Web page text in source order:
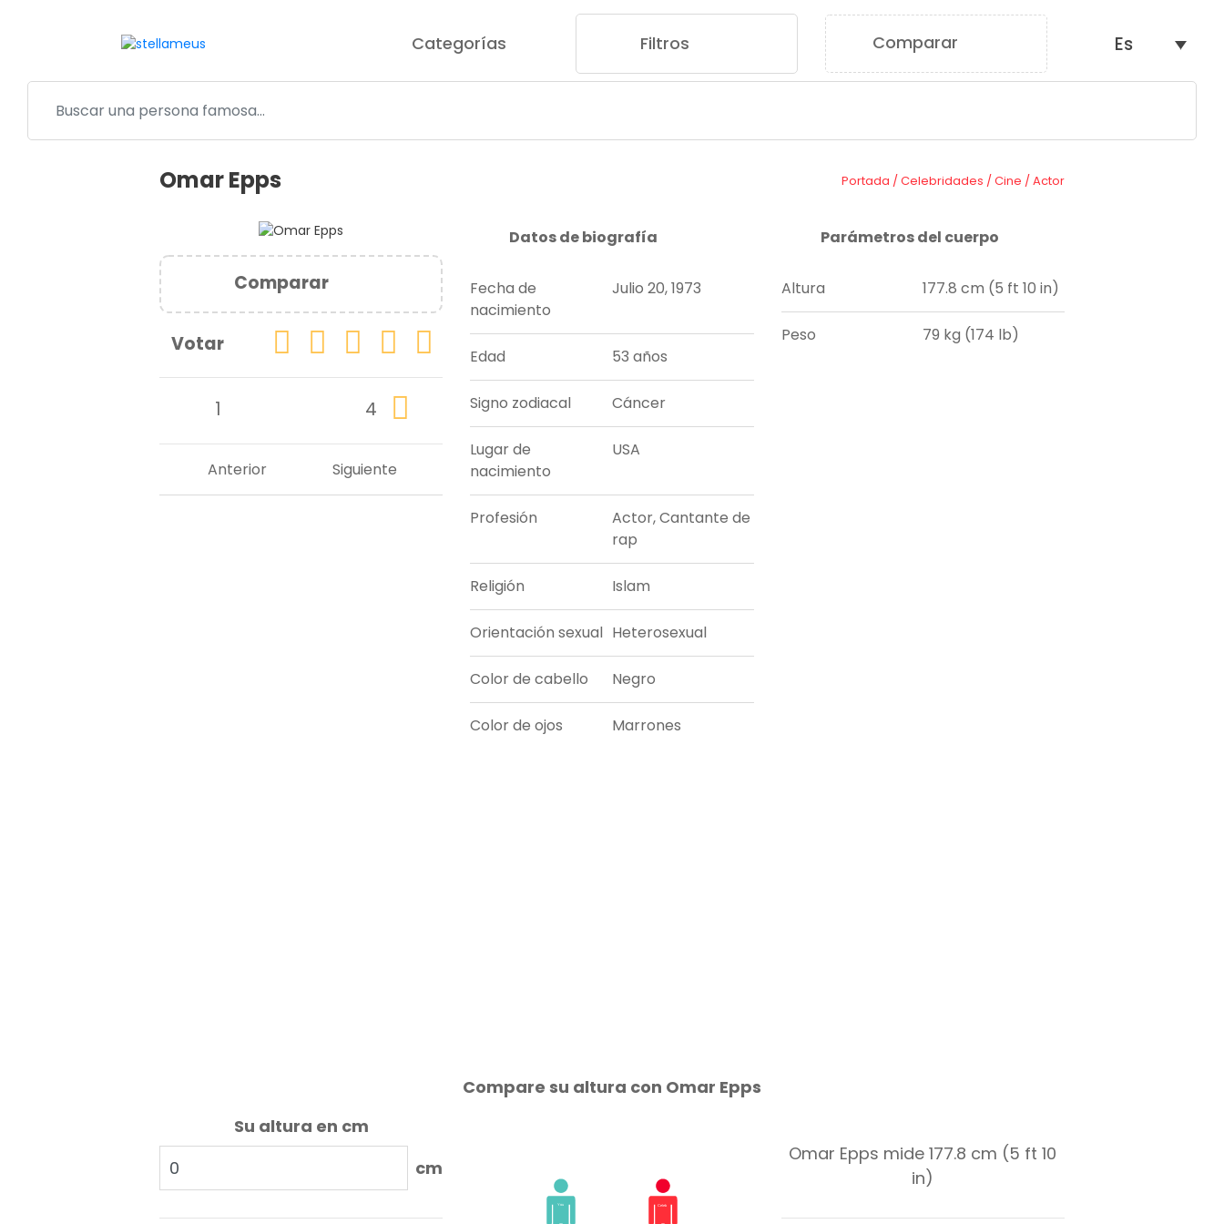
Categorías Filtros Comparar Es
Omar Epps Portada /Celebridades /Cine /Actor
Comparar
Votar
1 4
Siguiente
Anterior
Datos de biografía
Fecha de
nacimiento
Julio 20, 1973
Edad 53 años
Signo zodiacal Cáncer
Lugar de
nacimiento
USA
Profesión
Actor, Cantante de
rap
Religión Islam
Orientación sexual Heterosexual
Color de cabello Negro
Color de ojos Marrones
Parámetros del cuerpo
Altura 177.8 cm (5 ft 10 in)
Peso 79 kg (174 lb)
Compare su altura con Omar Epps
Su altura en cm
cm
Omar Epps mide 177.8 cm (5 ft 10
in)